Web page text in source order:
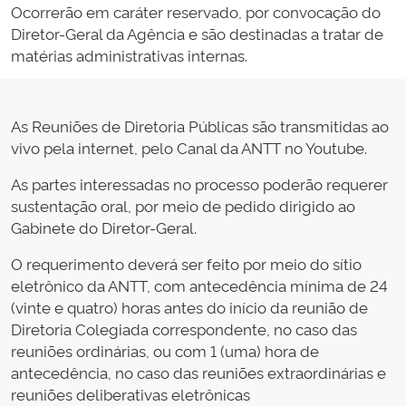
Ocorrerão em caráter reservado, por convocação do
Diretor-Geral da Agência e são destinadas a tratar de
matérias administrativas internas.
As Reuniões de Diretoria Públicas são transmitidas ao
vivo pela internet, pelo Canal da ANTT no Youtube.
As partes interessadas no processo poderão requerer
sustentação oral, por meio de pedido dirigido ao
Gabinete do Diretor-Geral.
O requerimento deverá ser feito por meio do sítio
eletrônico da ANTT, com antecedência mínima de 24
(vinte e quatro) horas antes do início da reunião de
Diretoria Colegiada correspondente, no caso das
reuniões ordinárias, ou com 1 (uma) hora de
antecedência, no caso das reuniões extraordinárias e
reuniões deliberativas eletrônicas